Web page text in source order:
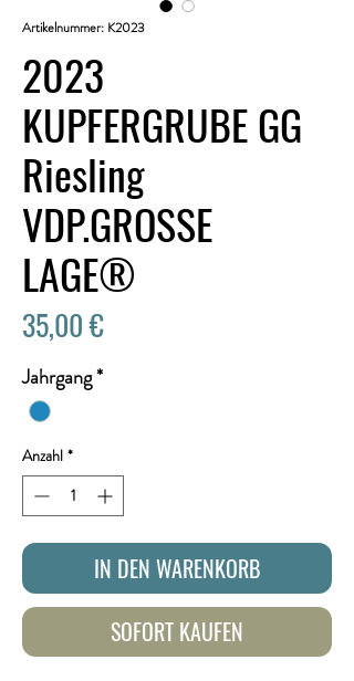
Artikelnummer: K2023
2023
KUPFERGRUBE GG
Riesling
VDP.GROSSE
LAGE®
35,00 €Preis
Jahrgang*
Anzahl *
IN DEN WARENKORB
SOFORT KAUFEN